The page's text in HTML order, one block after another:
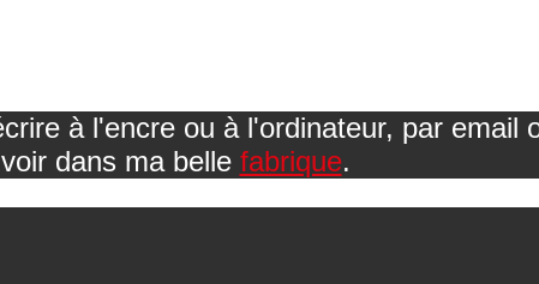
à l'encre ou à l'ordinateur, par email
dans ma belle fabrique.